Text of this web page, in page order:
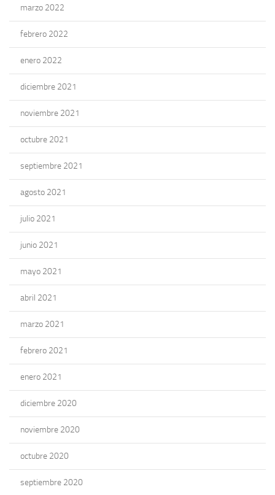
marzo 2022
febrero 2022
enero 2022
diciembre 2021
noviembre 2021
octubre 2021
septiembre 2021
agosto 2021
julio 2021
junio 2021
mayo 2021
abril 2021
marzo 2021
febrero 2021
enero 2021
diciembre 2020
noviembre 2020
octubre 2020
septiembre 2020